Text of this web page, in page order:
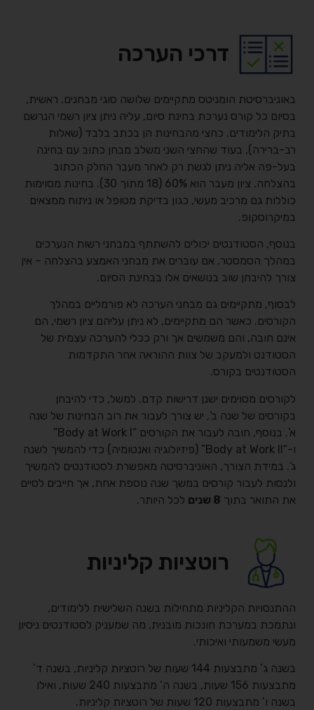
דרכי הערכה
באוניברסיטת הומניטס מתקיימים שלושה סוגי מבחנים. ראשית,
בסיום כל קורס נערכת בחינת סיום, עליה ניתן ציון רשמי הנרשם
בתיק הלימודים. כחצי מהבחינות הן בכתב בלבד (שאלות
רב-ברירה), בעוד שהחצי השני משלב מבחן כתוב עם בחינה
בעל-פה אליה ניתן לגשת רק לאחר מעבר החלק הכתוב
בהצלחה. ציון מעבר הוא 60% (18 מתוך 30). בחינות מסוימות
כוללות גם מרכיב מעשי, כגון בדיקת מטופל או ניתוח ממצאים
במיקרוסקופ.
בנוסף, הסטודנטים יכולים להשתתף במבחני רשות הנערכים
במהלך הסמסטר. אם עוברים את מבחני האמצע בהצלחה – אין
צורך להיבחן שוב בנושאים אלו בבחינת הסיום.
לבסוף, מתקיימים גם מבחני הערכה לא פורמליים במהלך
הקורסים. כאשר הם מתקיימים, לא ניתן עליהם ציון רשמי, הם
אינם חובה, והם משמשים אך ורק ככלי להערכה עצמית של
הסטודנט ולמעקב של צוות ההוראה אחר התקדמות
הסטודנטים בקורס.
לקורסים מסוימים ישנן דרישות קדם. למשל, כדי להיבחן
בקורסים של שנה ב’, יש צורך לעבור את רוב הבחינות של שנה
א’. בנוסף, חובה לעבור את הקורסים “Body at Work I”
ו-“Body at Work II” (פיזיולוגיה ואנטומיה) כדי להמשיך לשנה
ג’. במידת הצורך, האוניברסיטה מאפשרת לסטודנטים להמשיך
ולנסות לעבור קורסים במשך שנה נוספת אחת, אך חייבים לסיים
את התואר בתוך 8 שנים לכל היותר.
רוטציות קליניות
ההתנסויות הקליניות מתחילות בשנה השלישית ללימודים,
ונתמכת במערכת חונכות מובנית, מה שמעניק לסטודנטים ניסיון
מעשי משמעותי ואיכותי.
בשנה ג’ מתבצעות 144 שעות של רוטציות קליניות, בשנה ד’
מתבצעות 156 שעות, בשנה ה’ מתבצעות 240 שעות, ואילו
בשנה ו’ מתבצעות 120 שעות של רוטציות קליניות.